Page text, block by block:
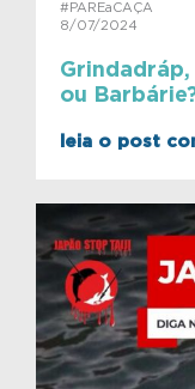
#PAREaCAÇA
8/07/2024
Grindadráp,
ou
leia o post